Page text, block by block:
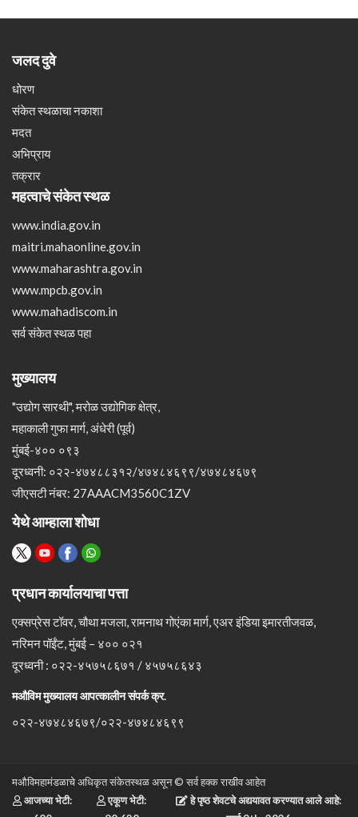
जलद दुवे
धोरण
संकेत स्थळाचा नकाशा
मदत
अभिप्राय
तक्रार
महत्वाचे संकेत स्थळ
www.india.gov.in
maitri.mahaonline.gov.in
www.maharashtra.gov.in
www.mpcb.gov.in
www.mahadiscom.in
सर्व संकेत स्थळ पहा
मुख्यालय
"उद्योग सारथी", मरोळ उद्योगिक क्षेत्र,
महाकाली गुफा मार्ग, अंधेरी (पूर्व)
मुंबई-४०० ०९३
दूरध्वनी: ०२२-४७४८८३१२/४७४८४६९९/४७४८४६७९
जीएसटी नंबर: 27AAACM3560C1ZV
येथे आम्हाला शोधा
प्रधान कार्यालयाचा पत्ता
एक्सप्रेस टॉवर, चौथा मजला, रामनाथ गोएंका मार्ग, एअर इंडिया इमारतीजवळ,
नरिमन पॉईंट, मुंबई – ४०० ०२१
दूरध्वनी : ०२२-४५७५८६७१ / ४५७५८६४३
मऔविम मुख्यालय आपत्कालीन संपर्क क्र.
०२२-४७४८४६७९/०२२-४७४८४६९९
मऔविमहामंडळाचे अधिकृत संकेतस्थळ असून © सर्व हक्क राखीव आहेत
आजच्या भेटी:
एकूण भेटी:
हे पृष्ठ शेवटचे अद्ययावत करण्यात आले आहे: